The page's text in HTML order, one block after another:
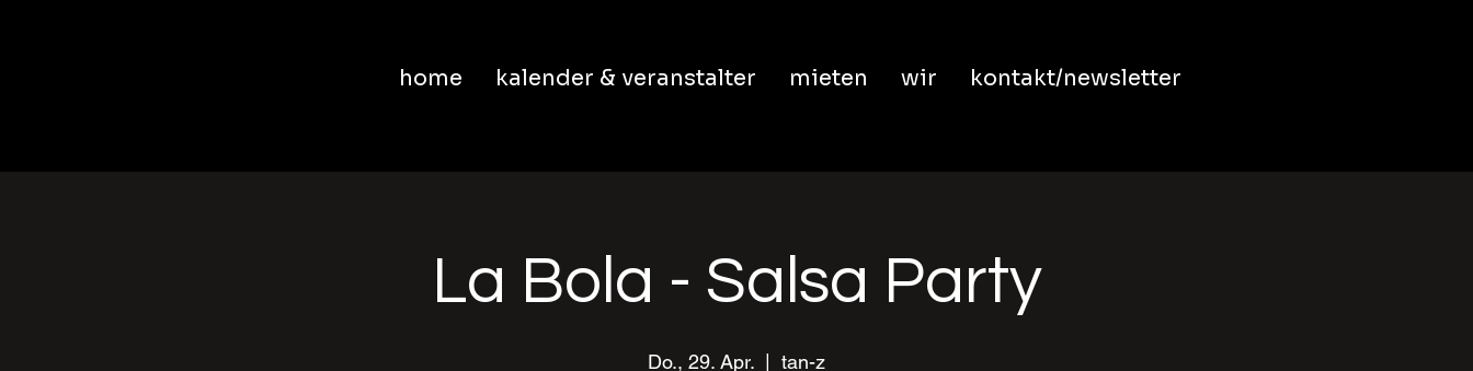
home kalender & veranstalter mieten wir kontakt/newsletter
La Bola - Salsa Party
Do., 29. Apr. tan-z